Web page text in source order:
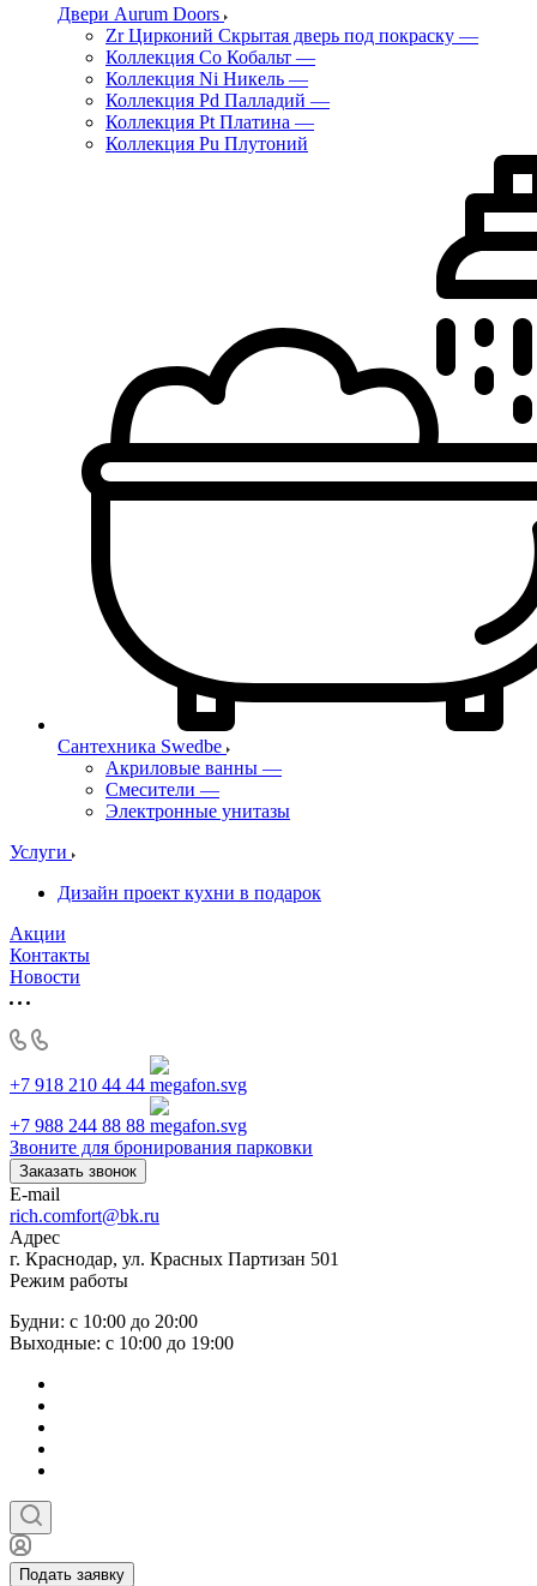
Двери Aurum Doors
Zr Цирконий Скрытая дверь под покраску —
Коллекция Co Кобальт —
Коллекция Ni Никель —
Коллекция Pd Палладий —
Коллекция Pt Платина —
Коллекция Pu Плутоний
Сантехника Swedbe
Акриловые ванны —
Смесители —
Электронные унитазы
Услуги
Дизайн проект кухни в подарок
Акции
Контакты
Новости
+7 918 210 44 44
+7 988 244 88 88
Звоните для бронирования парковки
Заказать звонок
E-mail
rich.comfort@bk.ru
Адрес
г. Краснодар, ул. Красных Партизан 501
Режим работы
Будни: с 10:00 до 20:00
Выходные: с 10:00 до 19:00
Подать заявку